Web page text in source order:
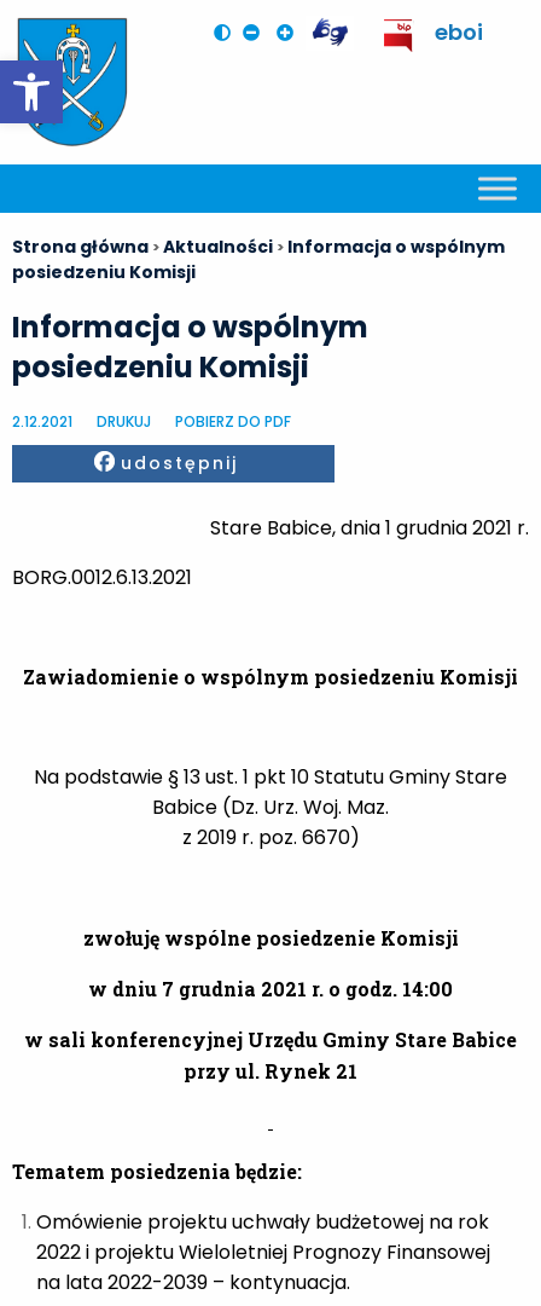
Otwórz pasek narzędzi
eboi
Strona główna >Aktualności > Informacja o wspólnym
posiedzeniu Komisji
Informacja o wspólnym
posiedzeniu Komisji
2.12.2021 DRUKUJ POBIERZ DO PDF
Facebook
udostępnij
Stare Babice, dnia 1 grudnia 2021 r.
BORG.0012.6.13.2021
Zawiadomienie o wspólnym posiedzeniu Komisji
Na podstawie § 13 ust. 1 pkt 10 Statutu Gminy Stare
Babice (Dz. Urz. Woj. Maz.
z 2019 r. poz. 6670)
zwołuję wspólne posiedzenie Komisji
w dniu 7 grudnia 2021 r. o godz. 14:00
w sali konferencyjnej Urzędu Gminy Stare Babice
przy ul. Rynek 21
Tematem posiedzenia będzie:
Omówienie projektu uchwały budżetowej na rok
2022 i projektu Wieloletniej Prognozy Finansowej
na lata 2022-2039 – kontynuacja.